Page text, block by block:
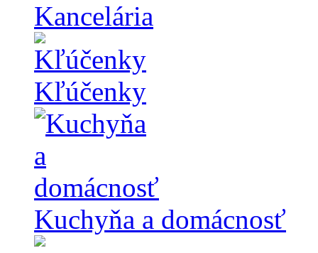
Kancelária
Kľúčenky
Kuchyňa a domácnosť